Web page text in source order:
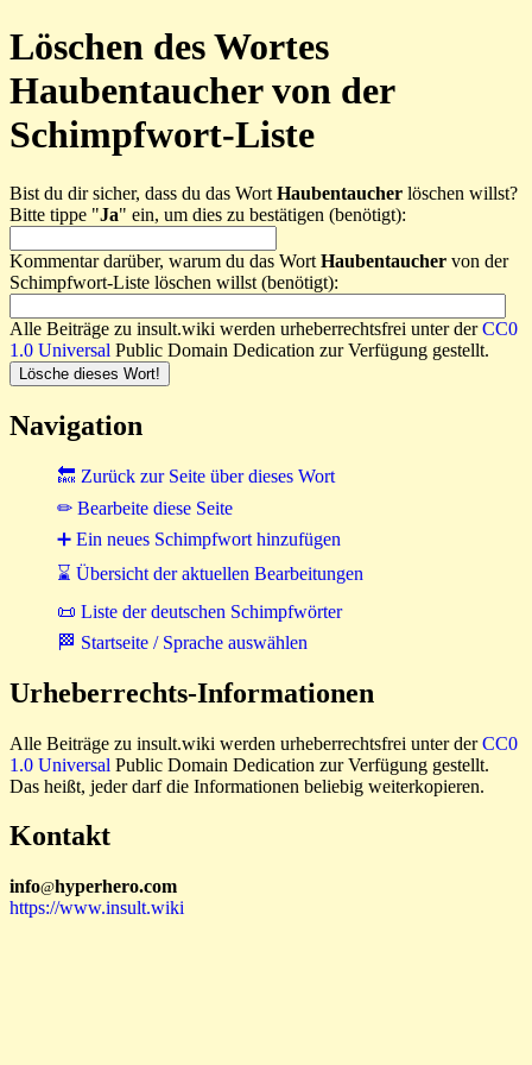
Löschen des Wortes
Haubentaucher von der
Schimpfwort-Liste
Bist du dir sicher, dass du das Wort Haubentaucher löschen willst?
Bitte tippe "Ja" ein, um dies zu bestätigen (benötigt):
Kommentar darüber, warum du das Wort Haubentaucher von der
Schimpfwort-Liste löschen willst (benötigt):
Alle Beiträge zu insult.wiki werden urheberrechtsfrei unter derCC0
1.0 Universal Public Domain Dedication zur Verfügung gestellt.
Navigation
🔙 Zurück zur Seite über dieses Wort
✏ Bearbeite diese Seite
➕ Ein neues Schimpfwort hinzufügen
⌛ Übersicht der aktuellen Bearbeitungen
📜 Liste der deutschen Schimpfwörter
🏁 Startseite / Sprache auswählen
Urheberrechts-Informationen
Alle Beiträge zu insult.wiki werden urheberrechtsfrei unter derCC0
1.0 Universal Public Domain Dedication zur Verfügung gestellt.
Das heißt, jeder darf die Informationen beliebig weiterkopieren.
Kontakt
info@hyperhero.com
https://www.insult.wiki